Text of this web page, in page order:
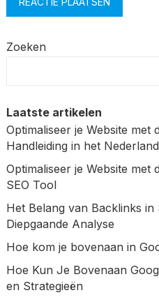
Zoeken
Laatste artikelen
Optimaliseer je Website met
Handleiding in het
Optimaliseer je Website met
SEO Tool
Het Belang van Backlinks in
Diepgaande Analyse
Hoe kom je bovenaan in
Hoe Kun Je Bovenaan
en Strategieën